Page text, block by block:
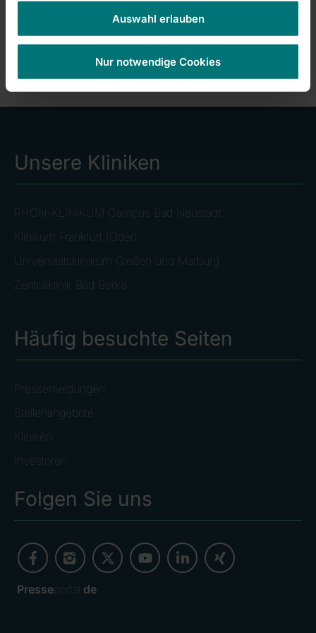
Auswahl erlauben
Nur notwendige Cookies
Kerstin Haase, Dr. Sacha Mann, Peggy Höhne und
Unsere Kliniken
RHÖN-KLINIKUM Campus Bad Neustadt
Klinikum Frankfurt (Oder)
Universitätsklinikum Gießen und Marburg
Zentralklinik Bad Berka
Häufig besuchte Seiten
Pressemeldungen
Stellenangebote
Kliniken
Investoren
Folgen Sie uns
Presseportal. de